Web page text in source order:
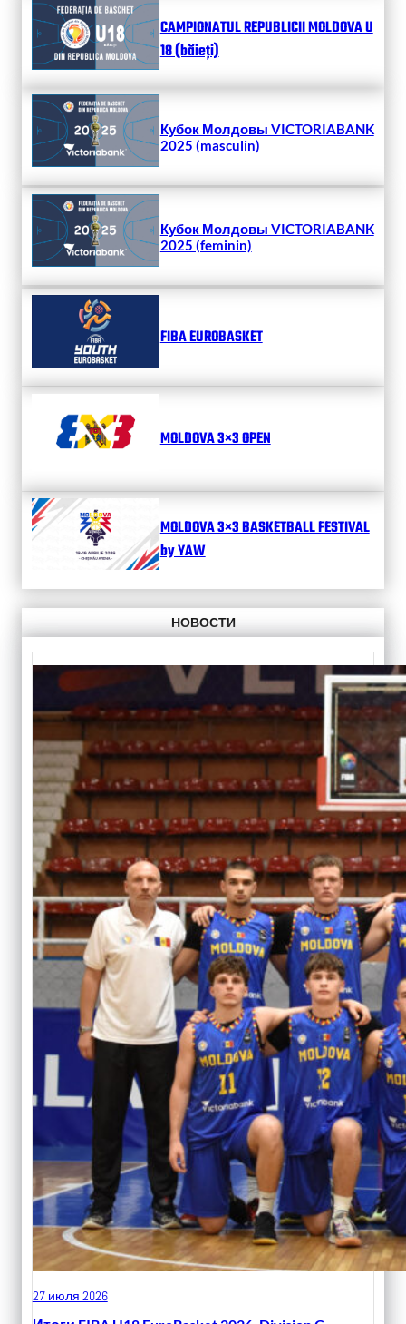
CAMPIONATUL REPUBLICII MOLDOVA U
18 (băieți)
Кубок Молдовы VICTORIABANK
2025 (masculin)
Кубок Молдовы VICTORIABANK
2025 (feminin)
FIBA EUROBASKET
MOLDOVA 3×3 OPEN
MOLDOVA 3×3 BASKETBALL FESTIVAL
by YAW
НОВОСТИ
27 июля 2026